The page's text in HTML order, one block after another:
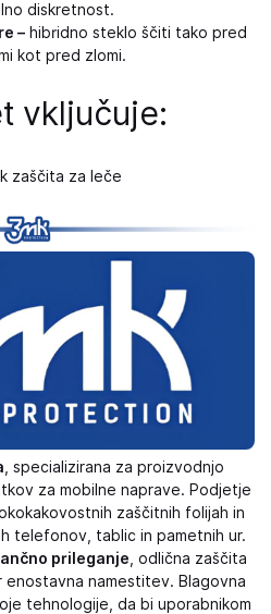
diskretnost.
–hibridno steklo ščiti tako pred
kot pred zlomi.
vključuje:
zaščita za leče
, specializirana za proizvodnjo
za mobilne naprave. Podjetje
zaščitnih folijah in
telefonov, tablic in pametnih ur.
prileganje , odlična zaščita
enostavna namestitev. Blagovna
tehnologije, da bi uporabnikom